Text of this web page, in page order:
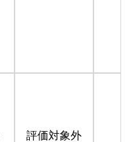
評価対象外